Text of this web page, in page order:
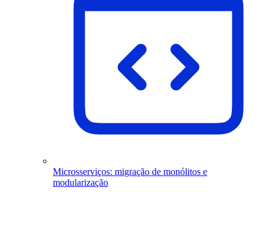
Microsserviços: migração de monólitos e
modularização